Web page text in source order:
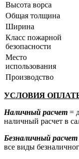
Высота ворса
Общая толщина
Ширина
Класс пожарной
безопасности
Место
использования
Производство
УСЛОВИЯ
Наличный расчет =
наличный расчет в
Безналичный расчет
все виды